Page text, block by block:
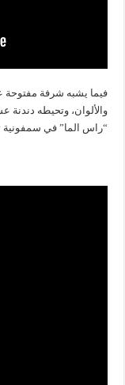
فيما يشبه شرفة
والألوان، وتحيطه دندنة
“راس الما” في سمفونية